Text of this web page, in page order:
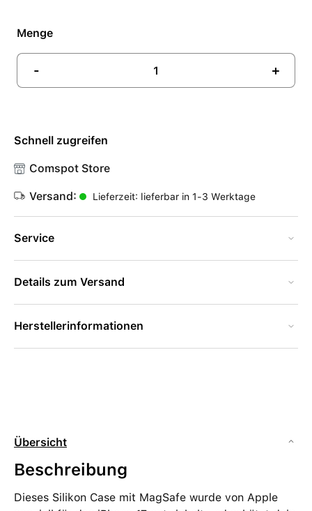
Menge
- +
Schnell zugreifen
Comspot Store
Versand: Lieferzeit: lieferbar in 1-3 Werktage
Service
Details zum Versand
Herstellerinformationen
Übersicht
Beschreibung
Dieses Silikon Case mit MagSafe wurde von Apple